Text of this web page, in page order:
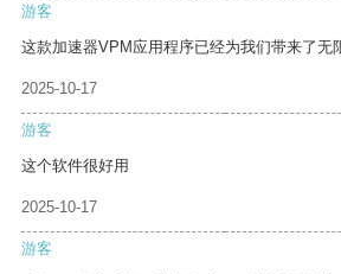
游客
这款加速器VPM应用程序已经为我们带来了无
2025-10-17
游客
这个软件很好用
2025-10-17
游客